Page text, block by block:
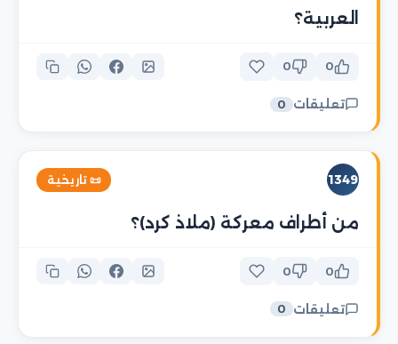
العربية؟
0
0
تعليقات 0
1349 📜 تاريخية
من أطراف معركة (ملاذ كرد)؟
0
0
تعليقات 0